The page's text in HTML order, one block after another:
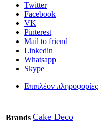
Twitter
Facebook
VK
Pinterest
Mail to friend
Linkedin
Whatsapp
Skype
Επιπλέον πληροφορίες
Brands Cake Deco